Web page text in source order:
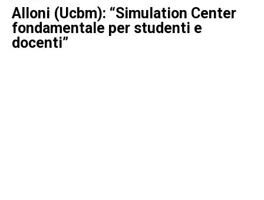
Alloni (Ucbm): “Simulation Center
fondamentale per studenti e
docenti”